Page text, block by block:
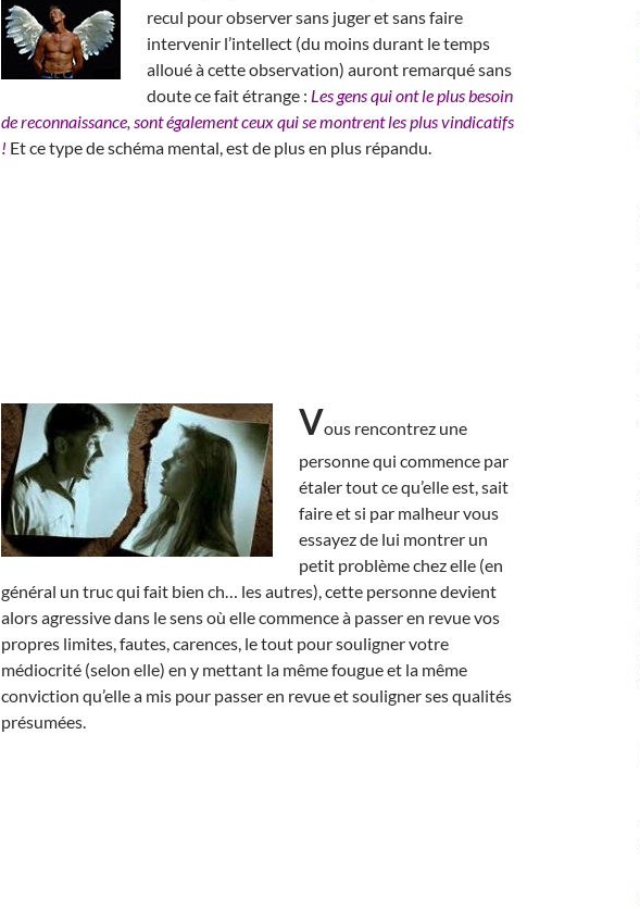
recul pour observer sans juger et sans faire
intervenir l’intellect (du moins durant le temps
alloué à cette observation) auront remarqué sans
doute ce fait étrange : Les gens qui ont le plus besoin
de reconnaissance, sont également ceux qui se montrent les plus vindicatifs
! Et ce type de schéma mental, est de plus en plus répandu.
Vous rencontrez une
personne qui commence par
étaler tout ce qu’elle est, sait
faire et si par malheur vous
essayez de lui montrer un
petit problème chez elle (en
général un truc qui fait bien ch… les autres), cette personne devient
alors agressive dans le sens où elle commence à passer en revue vos
propres limites, fautes, carences, le tout pour souligner votre
médiocrité (selon elle) en y mettant la même fougue et la même
conviction qu’elle a mis pour passer en revue et souligner ses qualités
présumées.